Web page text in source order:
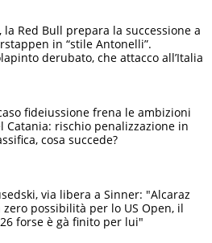
la Red Bull prepara la successione a
in “stile Antonelli”.
derubato, che attacco all’Italia
fideiussione frena le ambizioni
Catania: rischio penalizzazione in
cosa succede?
via libera a Sinner: "Alcaraz
zero possibilità per lo US Open, il
forse è gà finito per lui"